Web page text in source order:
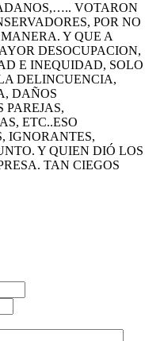
VOTARON
POR NO
Y QUE A
DESOCUPACION,
E INEQUIDAD, SOLO
DELINCUENCIA,
DAÑOS
PAREJAS,
ETC..ESO
IGNORANTES,
Y QUIEN DIÓ LOS
TAN CIEGOS